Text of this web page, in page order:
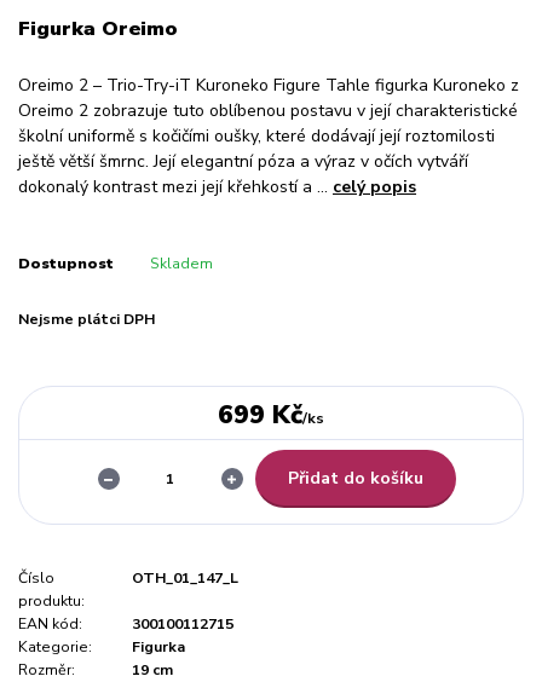
Figurka Oreimo
Oreimo 2 – Trio-Try-iT Kuroneko Figure Tahle figurka Kuroneko z
Oreimo 2 zobrazuje tuto oblíbenou postavu v její charakteristické
školní uniformě s kočičími oušky, které dodávají její roztomilosti
ještě větší šmrnc. Její elegantní póza a výraz v očích vytváří
dokonalý kontrast mezi její křehkostí a ... celý popis
Dostupnost Skladem
Nejsme plátci DPH
699 Kč/ks
Přidat do košíku
Číslo
produktu:
OTH_01_147_L
EAN kód:
300100112715
Kategorie:
Figurka
Rozměr:
19 cm